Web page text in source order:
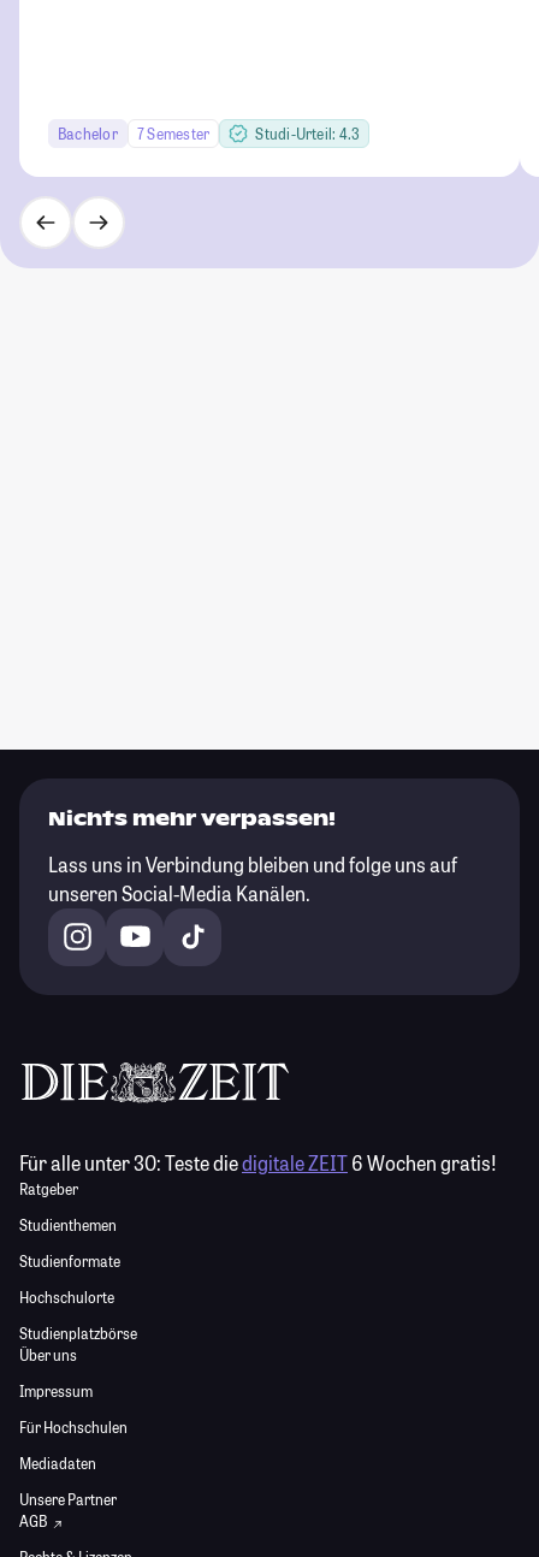
Bachelor 7 Semester Studi-Urteil: 4.3
Nichts mehr verpassen!
Lass uns in Verbindung bleiben und folge uns auf
unseren Social-Media Kanälen.
Für alle unter 30:Teste diedigitale ZEIT6 Wochen gratis!
Ratgeber
Studienthemen
Studienformate
Hochschulorte
Studienplatzbörse
Über uns
Impressum
Für Hochschulen
Mediadaten
Unsere Partner
AGB